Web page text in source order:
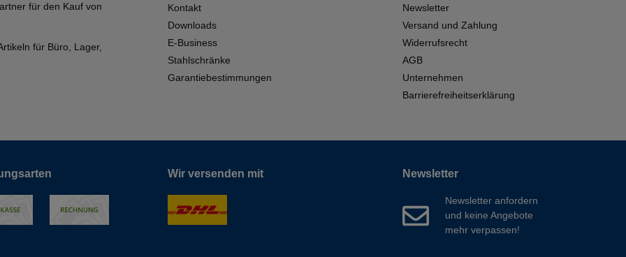
für den Kauf von
für Büro, Lager,
Kontakt
Downloads
E-Business
Stahlschränke
Garantiebestimmungen
Newsletter
Versand und Zahlung
Widerrufsrecht
AGB
Unternehmen
Barrierefreiheitserklärung
Wir versenden mit Newsletter
Newsletter anfordern
und keine Angebote
mehr verpassen!